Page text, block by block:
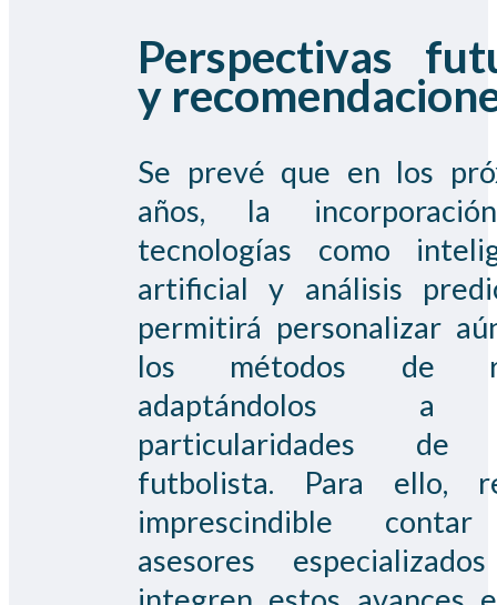
Perspectivas
y
Se prevé que en los
años, la
tecnologías como
artificial y análisis
permitirá personalizar
los métodos de
adaptándolos
particularidades de
futbolista. Para ello,
imprescindible
asesores